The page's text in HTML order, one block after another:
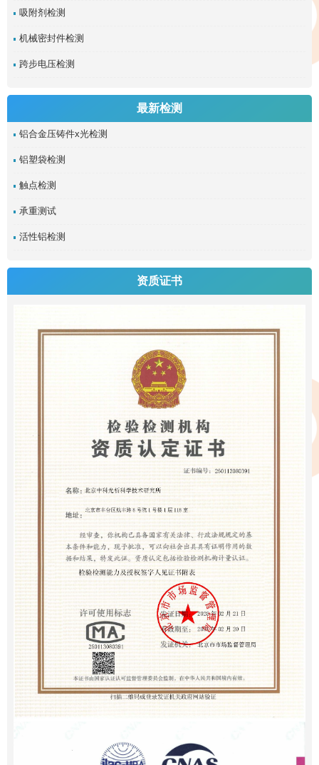
吸附剂检测
机械密封件检测
跨步电压检测
最新检测
铝合金压铸件x光检测
铝塑袋检测
触点检测
承重测试
活性铝检测
资质证书